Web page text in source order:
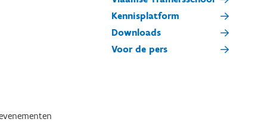
Kennisplatform
Downloads
Voor de pers